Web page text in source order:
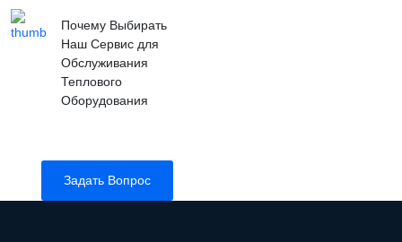
Почему Выбирать
Наш Сервис для
Обслуживания
Теплового
Оборудования
Задать Вопрос